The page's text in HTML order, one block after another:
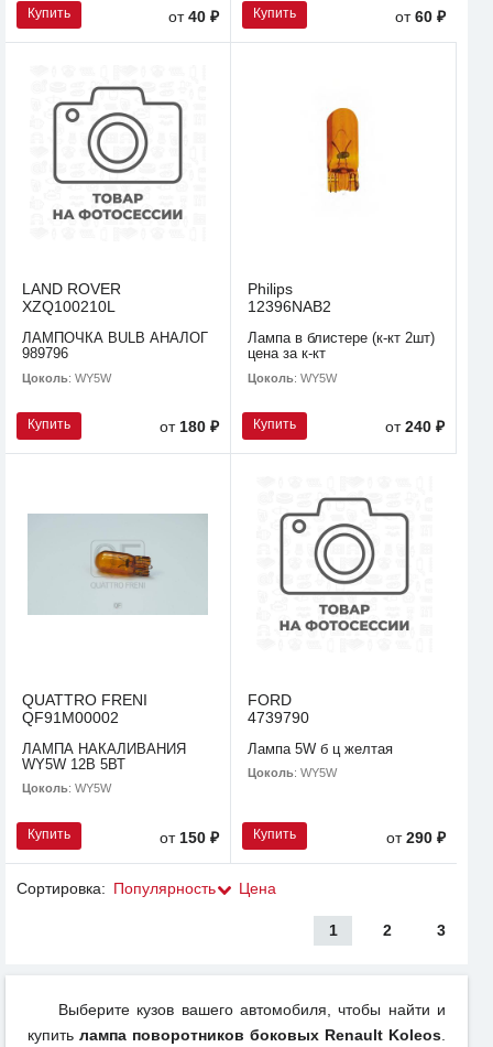
Купить от40 ₽ Купить от60 ₽
LAND ROVER
XZQ100210L
ЛАМПОЧКА BULB АНАЛОГ
989796
Цоколь: WY5W
Купить от180 ₽
Philips
12396NAB2
Лампа в блистере (к-кт 2шт)
цена за к-кт
Цоколь: WY5W
Купить от240 ₽
QUATTRO FRENI
QF91M00002
ЛАМПА НАКАЛИВАНИЯ
WY5W 12В 5ВТ
Цоколь: WY5W
Купить от 150 ₽
FORD
4739790
Лампа 5W б ц желтая
Цоколь: WY5W
Купить от290 ₽
Сортировка: Популярность Цена
1 2 3
Выберите кузов вашего автомобиля, чтобы найти и
купить лампа поворотников боковых Renault Koleos